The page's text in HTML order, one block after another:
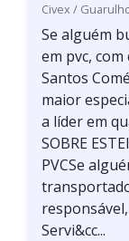
Civex /
Se alguém
em pvc,
Santos
maior
a líder em
SOBRE
PVCSe
Servi&cc...